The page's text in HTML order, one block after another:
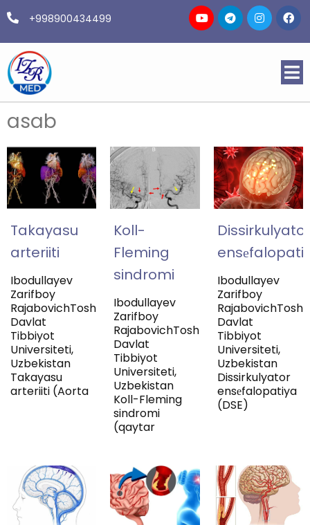
+998900434499
asab
Takayasu
arteriiti
Ibodullayev
Zarifboy
RajabovichToshkent
Davlat
Tibbiyot
Universiteti,
Uzbekistan
Takayasu
arteriiti (Aorta
Koll-
Fleming
sindromi
Ibodullayev
Zarifboy
RajabovichToshkent
Davlat
Tibbiyot
Universiteti,
Uzbekistan
Koll-Fleming
sindromi
(qaytar
Dissirkulyator
Ibodullayev
Zarifboy
Davlat
Tibbiyot
Universiteti,
Uzbekistan
Dissirkulyator
ensеfalopatiya
(DSE)